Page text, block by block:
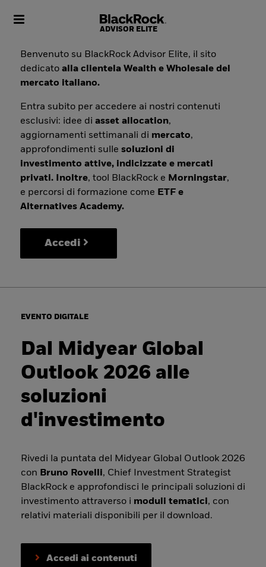
Toggle navigation
Benvenuto su BlackRock Advisor Elite, il sito
dedicatoalla clientela Wealth e Wholesale del
mercato italiano.
Entra subito per accedere ai nostri contenuti
esclusivi: idee diasset allocation,
aggiornamenti settimanali di mercato,
approfondimenti sullesoluzioni di
investimento attive, indicizzate e mercati
privati. Inoltre, tool BlackRock e Morningstar,
e percorsi di formazione come ETF e
Alternatives Academy.
Accedi
EVENTO DIGITALE
Dal Midyear Global
Outlook 2026 alle
soluzioni
d'investimento
Rivedi la puntata del Midyear Global Outlook 2026
con Bruno Rovelli, Chief Investment Strategist
BlackRock e approfondisci le principali soluzioni di
investimento attraverso i moduli tematici, con
relativi materiali disponibili per il download.
Accedi ai contenuti